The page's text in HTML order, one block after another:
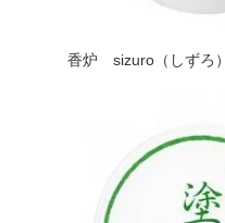
香炉 sizuro（しずろ